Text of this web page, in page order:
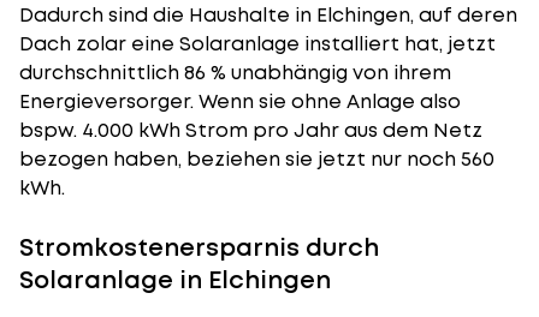
Dadurch sind die Haushalte in Elchingen, auf deren
Dach zolar eine Solaranlage installiert hat, jetzt
durchschnittlich 86 % unabhängig von ihrem
Energieversorger. Wenn sie ohne Anlage also
bspw. 4.000 kWh Strom pro Jahr aus dem Netz
bezogen haben, beziehen sie jetzt nur noch 560
kWh.
Stromkostenersparnis durch
Solaranlage in Elchingen